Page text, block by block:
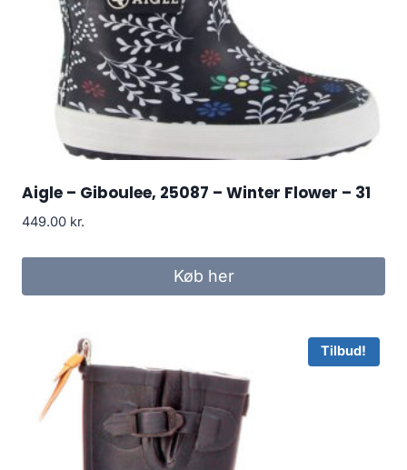
Aigle – Giboulee, 25087 – Winter Flower – 31
449.00 kr.
Køb her
Tilbud!